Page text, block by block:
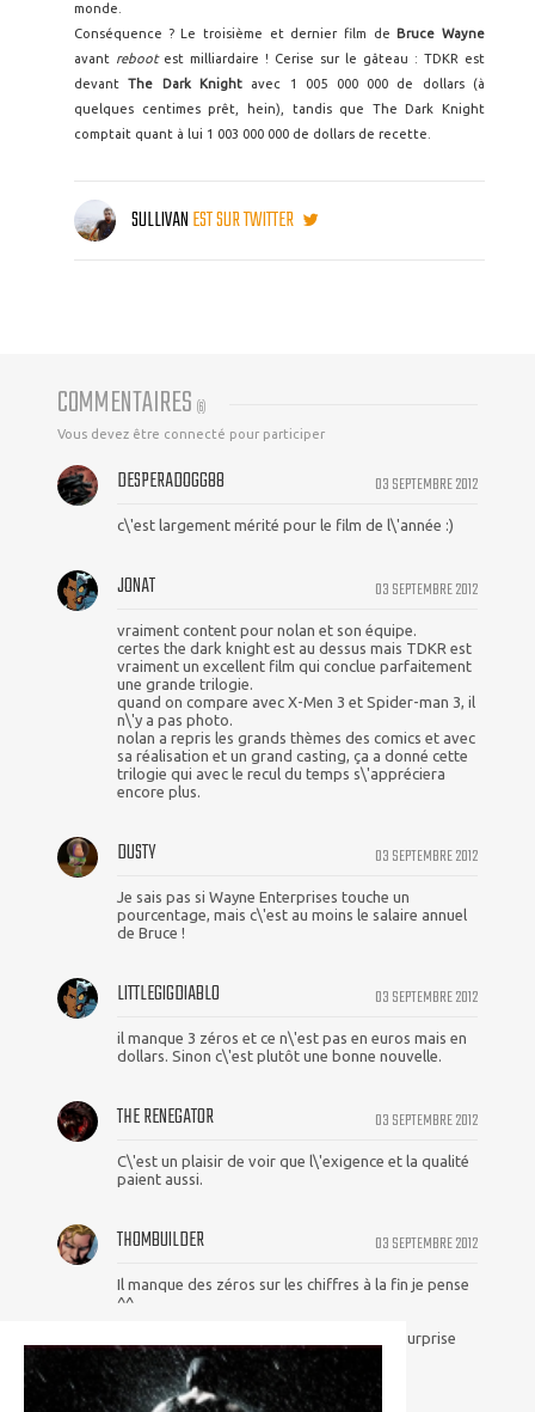
monde.
Conséquence ? Le troisième et dernier film de Bruce Wayne
avant reboot est milliardaire ! Cerise sur le gâteau : TDKR est
devantThe Dark Knight avec 1 005 000 000 de dollars (à
quelques centimes prêt, hein), tandis que The Dark Knight
comptait quant à lui 1 003 000 000 de dollars de recette.
SULLIVANEST SUR TWITTER
COMMENTAIRES (6)
Vous devez être connecté pour participer
03 SEPTEMBRE 2012
DESPERADOGG88
c\'est largement mérité pour le film de l\'année :)
03 SEPTEMBRE 2012
JONAT
vraiment content pour nolan et son équipe.
certes the dark knight est au dessus mais TDKR est
vraiment un excellent film qui conclue parfaitement
une grande trilogie.
quand on compare avec X-Men 3 et Spider-man 3, il
n\'y a pas photo.
nolan a repris les grands thèmes des comics et avec
sa réalisation et un grand casting, ça a donné cette
trilogie qui avec le recul du temps s\'appréciera
encore plus.
03 SEPTEMBRE 2012
DUSTY
Je sais pas si Wayne Enterprises touche un
pourcentage, mais c\'est au moins le salaire annuel
de Bruce !
03 SEPTEMBRE 2012
LITTLEGIGDIABLO
il manque 3 zéros et ce n\'est pas en euros mais en
dollars. Sinon c\'est plutôt une bonne nouvelle.
03 SEPTEMBRE 2012
THE RENEGATOR
C\'est un plaisir de voir que l\'exigence et la qualité
paient aussi.
03 SEPTEMBRE 2012
THOMBUILDER
Il manque des zéros sur les chiffres à la fin je pense
^^
Sinon bravo à Bat mais ce n\'est pas une surprise